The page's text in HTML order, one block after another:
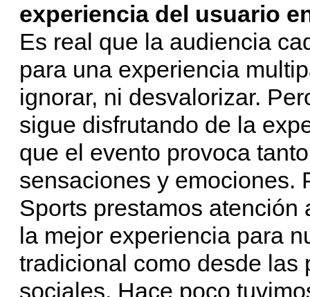
experiencia del usuario
Es real que la audiencia
para una experiencia
ignorar, ni desvalorizar.
sigue disfrutando de la
que el evento provoca
sensaciones y emociones.
Sports prestamos
la mejor experiencia para
tradicional como desde las
sociales. Hace poco